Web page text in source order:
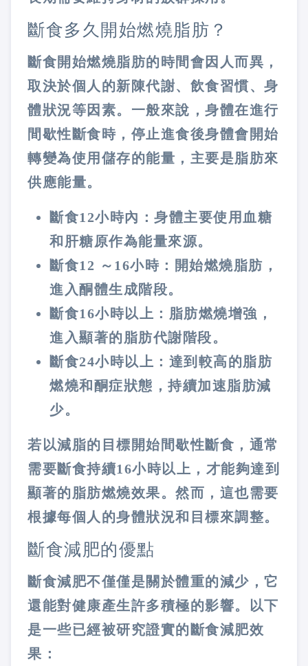
斷食多久開始燃燒脂肪？
斷食開始燃燒脂肪的時間會因人而異，
取決於個人的新陳代謝、飲食習慣、身
體狀況等因素。一般來說，身體在進行
間歇性斷食時，停止進食後身體會開始
轉變為使用儲存的能量，主要是脂肪來
供應能量。
斷食12小時內：身體主要使用血糖
和肝糖原作為能量來源。
斷食12 ～16小時：開始燃燒脂肪，
進入酮體生成階段。
斷食16小時以上：脂肪燃燒增強，
進入顯著的脂肪代謝階段。
斷食24小時以上：達到較高的脂肪
燃燒和酮症狀態，持續加速脂肪減
少。
若以減脂的目標開始間歇性斷食，通常
需要斷食持續16小時以上，才能夠達到
顯著的脂肪燃燒效果。然而，這也需要
根據每個人的身體狀況和目標來調整。
斷食減肥的優點
斷食減肥不僅僅是關於體重的減少，它
還能對健康產生許多積極的影響。以下
是一些已經被研究證實的斷食減肥效
果：